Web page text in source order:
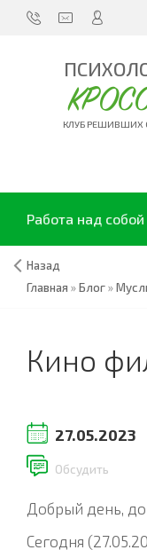
КЛУБ РЕШИВШИХ
Работа над собой
Назад
Главная »Блог»
Кино
27.05.2023
Обсудить
Добрый день,
Сегодня